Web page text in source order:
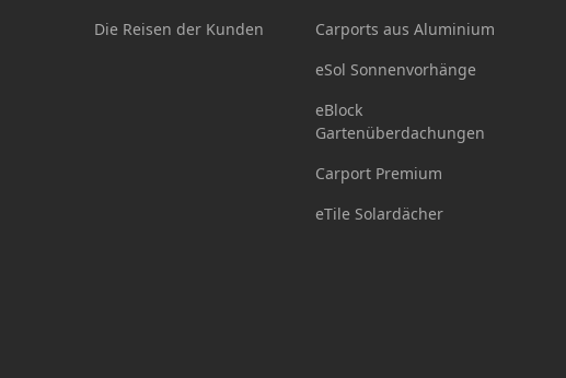
Die Reisen der Kunden
Carports aus Aluminium
eSol Sonnenvorhänge
eBlock
Gartenüberdachungen
Carport Premium
eTile Solardächer